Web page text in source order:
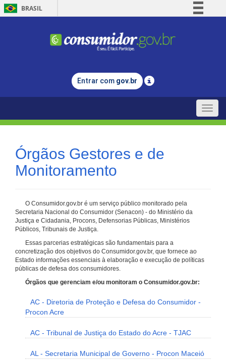
BRASIL
Comunica BR
Legislação
Entrar com gov.br
Toggle
Órgãos Gestores e de
Monitoramento
O Consumidor.gov.br é um serviço público monitorado pela
Secretaria Nacional do Consumidor (Senacon) - do Ministério da
Justiça e Cidadania, Procons, Defensorias Públicas, Ministérios
Públicos, Tribunais de Justiça.
Essas parcerias estratégicas são fundamentais para a
concretização dos objetivos do Consumidor.gov.br, que fornece ao
Estado informações essenciais à elaboração e execução de políticas
públicas de defesa dos consumidores.
Órgãos que gerenciam e/ou monitoram o Consumidor.gov.br:
AC - Diretoria de Proteção e Defesa do Consumidor -
Procon Acre
AC - Tribunal de Justiça do Estado do Acre - TJAC
AL - Secretaria Municipal de Governo - Procon Maceió